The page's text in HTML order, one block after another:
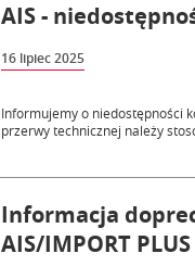
AIS -
16 lipiec 2025
Informujemy o niedostępności
przerwy technicznej należy
Informacja
AIS/IMPORT PLUS